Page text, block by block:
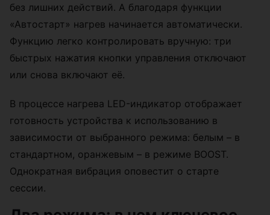
без лишних действий. А благодаря функции
«Автостарт» нагрев начинается автоматически.
Функцию легко контролировать вручную: три
быстрых нажатия кнопки управления отключают
или снова включают её.
В процессе нагрева LED-индикатор отображает
готовность устройства к использованию в
зависимости от выбранного режима: белым – в
стандартном, оранжевым – в режиме BOOST.
Однократная вибрация оповестит о старте
сессии.